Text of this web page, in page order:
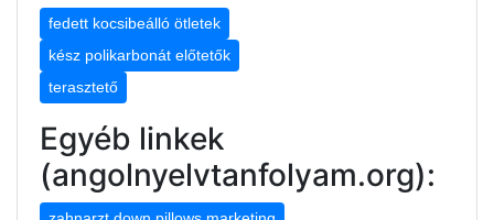
fedett kocsibeálló ötletek
kész polikarbonát előtetők
terasztető
Egyéb linkek
(angolnyelvtanfolyam.org):